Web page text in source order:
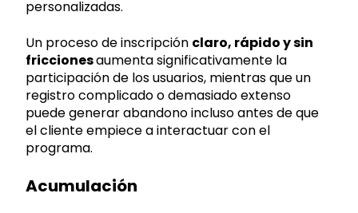
personalizadas.
Un proceso de inscripción claro, rápido y sin
friccionesaumenta significativamente la
participación de los usuarios, mientras que un
registro complicado o demasiado extenso
puede generar abandono incluso antes de que
el cliente empiece a interactuar con el
programa.
Acumulación